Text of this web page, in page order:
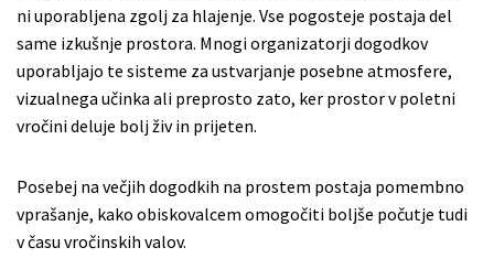
ni uporabljena zgolj za hlajenje. Vse pogosteje postaja del
same izkušnje prostora. Mnogi organizatorji dogodkov
uporabljajo te sisteme za ustvarjanje posebne atmosfere,
vizualnega učinka ali preprosto zato, ker prostor v poletni
vročini deluje bolj živ in prijeten.
Posebej na večjih dogodkih na prostem postaja pomembno
vprašanje, kako obiskovalcem omogočiti boljše počutje tudi
v času vročinskih valov.